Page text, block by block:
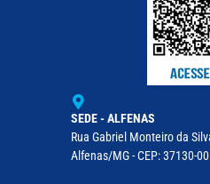
SEDE - ALFENAS
Rua Gabriel Monteiro da
Alfenas/MG - CEP: 37130-